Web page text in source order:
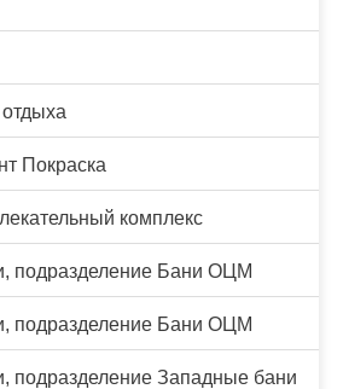
Покраска
комплекс
подразделение Бани ОЦМ
подразделение Бани ОЦМ
подразделение Западные бани